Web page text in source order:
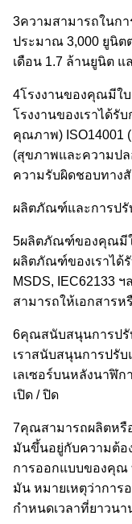
3ความสามารถในก
ประมาณ 3,000 ยูนิต
เดือน 1.7 ล้านยูนิต
4โรงงานของคุณมีใบ
โรงงานของเราได้รั
คุณภาพ) ISO14001
(สุขภาพและความปล
ความรับผิดชอบทาง
ผลิตภัณฑ์และการปรั
5ผลิตภัณฑ์ของคุณมีใ
ผลิตภัณฑ์ของเราได้รั
MSDS, IEC62133 ฯ
สามารถให้เอกสาร
6คุณสนับสนุนการปรั
เราสนับสนุนการปรั
เลเซอร์บนหลังนาฬิ
เปิด / ปิด
7คุณสามารถผลิตหรื
มันขึ้นอยู่กับความต้อ
การออกแบบของคุณ
มัน หมายเหตุว่ากา
กําหนดเวลาที่ยาวนา